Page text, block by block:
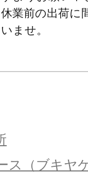
業前の出荷に
ませ。
ス（ブキヤ